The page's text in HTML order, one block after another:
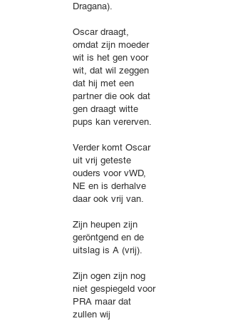
Dragana).
Oscar draagt,
omdat zijn moeder
wit is het gen voor
wit, dat wil zeggen
dat hij met een
partner die ook dat
gen draagt witte
pups kan vererven.
Verder komt Oscar
uit vrij geteste
ouders voor vWD,
NE en is derhalve
daar ook vrij van.
Zijn heupen zijn
geröntgend en de
uitslag is A (vrij).
Zijn ogen zijn nog
niet gespiegeld voor
PRA maar dat
zullen wij